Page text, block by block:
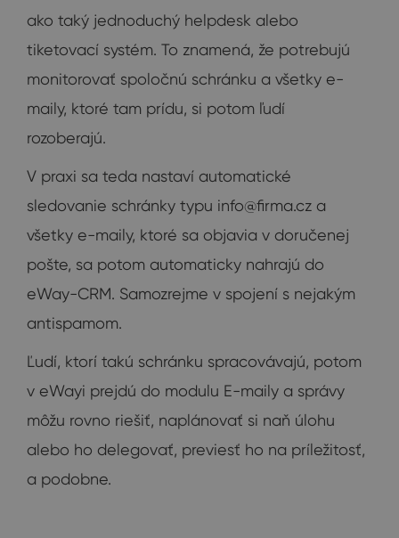
ako taký jednoduchý helpdesk alebo
tiketovací systém. To znamená, že potrebujú
monitorovať spoločnú schránku a všetky e-
maily, ktoré tam prídu, si potom ľudí
rozoberajú.
V praxi sa teda nastaví automatické
sledovanie schránky typu info@firma.cz a
všetky e-maily, ktoré sa objavia v doručenej
pošte, sa potom automaticky nahrajú do
eWay-CRM. Samozrejme v spojení s nejakým
antispamom.
Ľudí, ktorí takú schránku spracovávajú, potom
v eWayi prejdú do modulu E-maily a správy
môžu rovno riešiť, naplánovať si naň úlohu
alebo ho delegovať, previesť ho na príležitosť,
a podobne.